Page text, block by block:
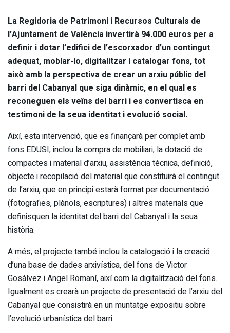
La Regidoria de Patrimoni i Recursos Culturals de
l’Ajuntament de València invertirà 94.000 euros per a
definir i dotar l’edifici de l’escorxador d’un contingut
adequat, moblar-lo, digitalitzar i catalogar fons, tot
això amb la perspectiva de crear un arxiu públic del
barri del Cabanyal que siga dinàmic, en el qual es
reconeguen els veïns del barri i es convertisca en
testimoni de la seua identitat i evolució social.
Així, esta intervenció, que es finançarà per complet amb
fons EDUSI, inclou la compra de mobiliari, la dotació de
compactes i material d’arxiu, assistència tècnica, definició,
objecte i recopilació del material que constituirà el contingut
de l’arxiu, que en principi estarà format per documentació
(fotografies, plànols, escriptures) i altres materials que
definisquen la identitat del barri del Cabanyal i la seua
història.
A més, el projecte també inclou la catalogació i la creació
d’una base de dades arxivística, del fons de Victor
Gosálvez i Angel Romaní, així com la digitalització del fons.
Igualment es crearà un projecte de presentació de l’arxiu del
Cabanyal que consistirà en un muntatge expositiu sobre
l’evolució urbanística del barri.